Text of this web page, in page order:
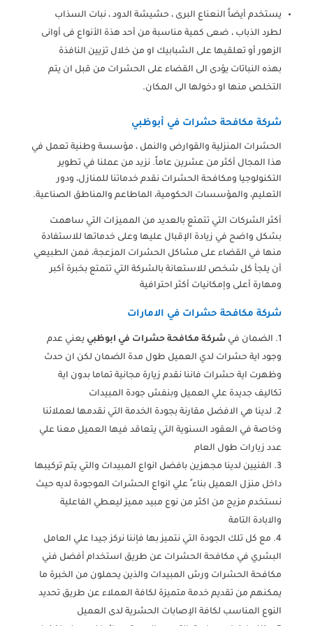
يستخدم أيضاً النعناع البرى ، حشيشة الدود ، نبات السذاب
لطرد الذباب ، ضعى كمية مناسبة من أحد هذة الأنواع فى أوانى
الزهور أو تعلقيها على الشبابيك او من خلال تزيين النافذة
بهذه النباتات يؤدى الى القضاء على الحشرات من قبل ان يتم
التخلص منها او دخولها الى المكان.
شركة مكافحة حشرات في أبوظبي
الحشرات المنزلية والقوارض والنمل ، مؤسسة وطنية تعمل في
هذا المجال أكثر من عشرين عاماً. نزيد من عملنا في تطوير
التكنولوجيا ومكافحة الحشرات نقدم خدماتنا للمنازل، ودور
التعليم، والمؤسسات الحكومية، الماطاعم والمناطق الصناعية.
أكثر الشركات التي تتمتع بالعديد من المميزات التي ساهمت
بشكل واضح في زيادة الإقبال عليها وعلى خدماتها للاستفادة
منها في القضاء على مشاكل الحشرات المزعجة، فمن الطبيعي
أن يلجأ كل شخص للاستعانة بالشركة التي تتمتع بخبرة أكبر
ومهارة أعلى وإمكانيات أكثر احترافية
شركة مكافحة حشرات في الامارات
الضمان في شركة مكافحة حشرات في ابوظبي يعني عدم
وجود اية حشرات لدي العميل طول مدة الضمان لكن ان حدث
وظهرت اية حشرات فاننا نقدم زيارة مجانية تماما بدون اية
تكاليف جديدة علي العميل وبنفش جودة المبيدات
لدينا هي الافضل مقارنة بجودة الخدمة التي نقدمها لعملائنا
وخاصة في العقود السنوية التي يتعاقد فيها العميل معنا علي
عدد زيارات طول العام
الفنيين لدينا مجهزين بافضل انواع المبيدات والتي يتم تركيبها
داخل منزل العميل بناء ً علي انواع الحشرات الموجودة لديه حيث
نستخدم مزيج من اكثر من نوع مبيد مميز ليعطي الفاعلية
والابادة التامة
مع كل تلك الجودة التي نتميز بها فإننا نركز جيدا علي العامل
البشري في مكافحة الحشرات عن طريق استخدام أفضل فني
مكافحة الحشرات ورش المبيدات والذين يحملون من الخبرة ما
يمكنهم من تقديم خدمة متميزة لكافة العملاء عن طريق تحديد
النوع المناسب لكافة الإصابات الحشرية لدى العميل